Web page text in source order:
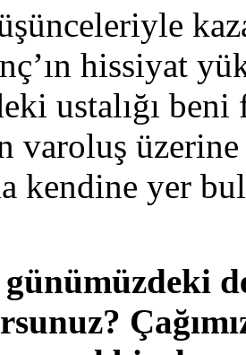
hissiyat
ustalığı beni
varoluş
kendine yer